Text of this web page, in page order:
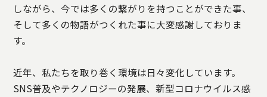
しながら、今では多くの繋がりを持つことができた事、
そして多くの物語がつくれた事に大変感謝しておりま
す。
近年、私たちを取り巻く環境は日々変化しています。
SNS普及やテクノロジーの発展、新型コロナウイルス感